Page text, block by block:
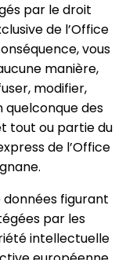
par le droit
de l’Office
vous
manière,
modifier,
quelconque des
tout ou partie du
de l’Office
données figurant
par les
intellectuelle